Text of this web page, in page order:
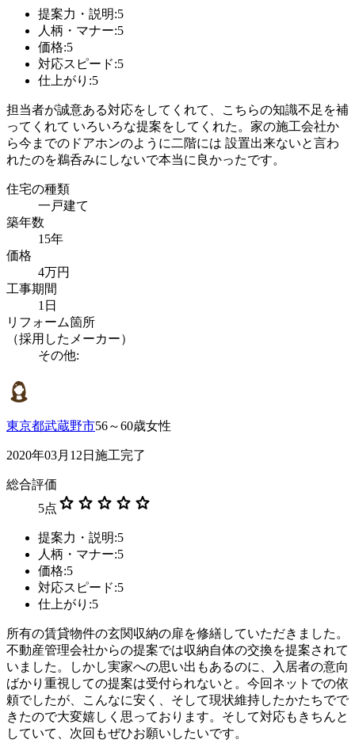
提案力・説明:5
人柄・マナー:5
価格:5
対応スピード:5
仕上がり:5
担当者が誠意ある対応をしてくれて、こちらの知識不足を補
ってくれて いろいろな提案をしてくれた。家の施工会社か
ら今までのドアホンのように二階には 設置出来ないと言わ
れたのを鵜呑みにしないで本当に良かったです。
住宅の種類
一戸建て
築年数
15年
価格
4万円
工事期間
1日
リフォーム箇所
（採用したメーカー）
その他:
東京都武蔵野市56～60歳女性
2020年03月12日施工完了
総合評価
5点 star star star star star
提案力・説明:5
人柄・マナー:5
価格:5
対応スピード:5
仕上がり:5
所有の賃貸物件の玄関収納の扉を修繕していただきました。
不動産管理会社からの提案では収納自体の交換を提案されて
いました。しかし実家への思い出もあるのに、入居者の意向
ばかり重視しての提案は受付られないと。今回ネットでの依
頼でしたが、こんなに安く、そして現状維持したかたちでで
きたので大変嬉しく思っております。そして対応もきちんと
していて、次回もぜひお願いしたいです。